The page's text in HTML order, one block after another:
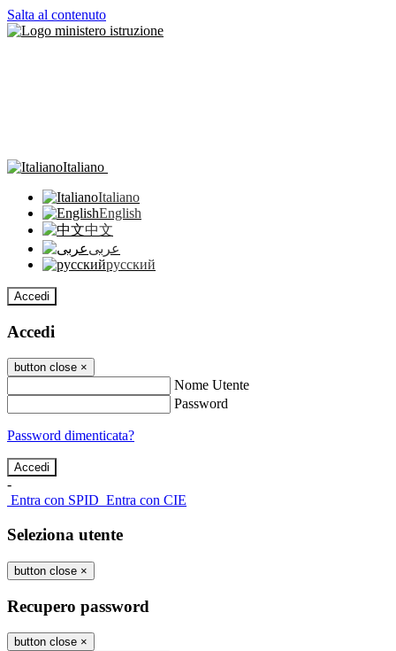
Salta al contenuto
Italiano
Italiano
English
中文
عربى
русский
Accedi
Accedi
button close ×
Nome Utente
Password
Password dimenticata?
-
Entra con SPID Entra con CIE
Seleziona utente
button close ×
Recupero password
button close ×